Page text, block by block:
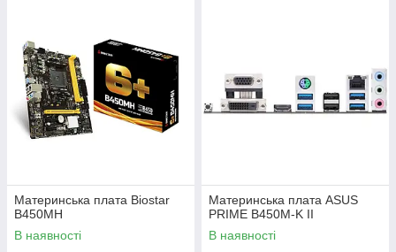
Материнська плата Biostar
B450MH
В наявності
Материнська плата ASUS
PRIME B450M-K II
В наявності